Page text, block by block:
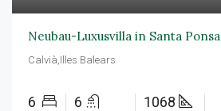
Neubau-Luxusvilla in Santa Ponsa
Calvià,Illes Balears
6 6 1068